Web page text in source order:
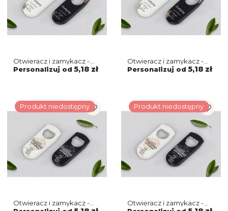
Otwieracz i zamykacz -
Rustic Summer Motyw 3
Personalizuj od 5,18 zł
Otwieracz i zamykacz -
Rustic Summer Motyw 2
Personalizuj od 5,18 zł
Produkt niedostępny
Otwieracz i zamykacz -
Produkt niedostępny
Otwieracz i zamykacz -